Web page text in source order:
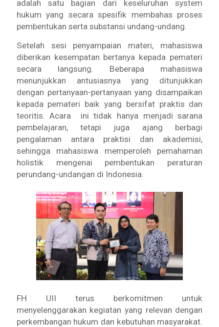
adalah satu bagian dari keseluruhan system
hukum yang secara spesifik membahas proses
pembentukan serta substansi undang-undang.
Setelah sesi penyampaian materi, mahasiswa
diberikan kesempatan bertanya kepada pemateri
secara langsung. Beberapa mahasiswa
menunjukkan antusiasnya yang ditunjukkan
dengan pertanyaan-pertanyaan yang disampaikan
kepada pemateri baik yang bersifat praktis dan
teoritis. Acara ini tidak hanya menjadi sarana
pembelajaran, tetapi juga ajang berbagi
pengalaman antara praktisi dan akademisi,
sehingga mahasiswa memperoleh pemahaman
holistik mengenai pembentukan peraturan
perundang-undangan di Indonesia.
FH UII terus berkomitmen untuk
menyelenggarakan kegiatan yang relevan dengan
perkembangan hukum dan kebutuhan masyarakat.